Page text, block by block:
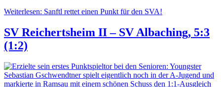
Weiterlesen: Sanftl rettet einen Punkt für den SVA!
SV Reichertsheim II – SV Albaching, 5:3
(1:2)